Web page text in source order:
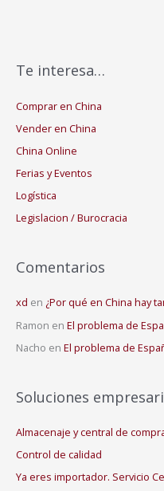
Te interesa…
Comprar en China
Vender en China
China Online
Ferias y Eventos
Logística
Legislacion / Burocracia
Comentarios
xd en ¿Por qué en China hay
Ramon en El problema de
Nacho en El problema de
Soluciones
Almacenaje y central de
Control de calidad
Ya eres importador. Servicio